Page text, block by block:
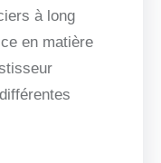
à long
en matière